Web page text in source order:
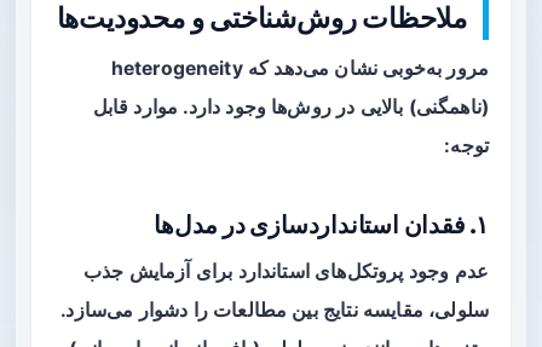
ملاحظات روش‌شناختی و محدودیت‌ها
مرور به‌خوبی نشان می‌دهد که heterogeneity
(ناهمگنی) بالایی در روش‌ها وجود دارد. موارد قابل
توجه:
۱. فقدان استانداردسازی در مدل‌ها
عدم وجود پروتکل‌های استاندارد برای آزمایش جذب
سلولی، مقایسه نتایج بین مطالعات را دشوار می‌سازد.